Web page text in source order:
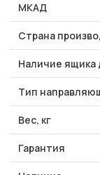
МКАД
Страна
Наличие ящика
Тип
Вес, кг
Гарантия